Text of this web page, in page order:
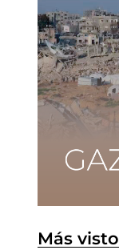
Más visto